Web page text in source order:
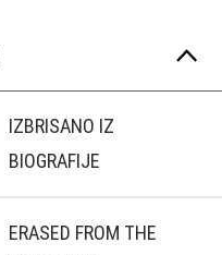
IZBRISANO IZ
BIOGRAFIJE
ERASED FROM THE